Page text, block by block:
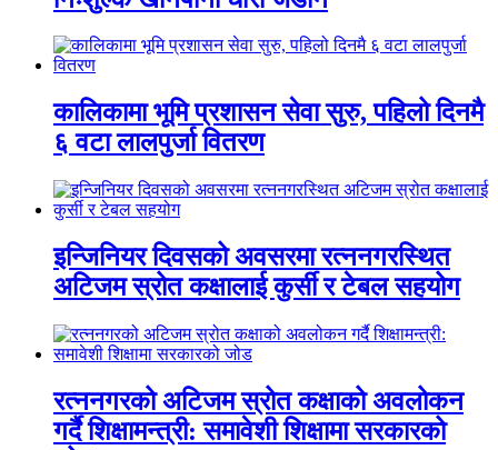
कालिकामा भूमि प्रशासन सेवा सुरु, पहिलो दिनमै
६ वटा लालपुर्जा वितरण
इन्जिनियर दिवसको अवसरमा रत्ननगरस्थित
अटिजम स्रोत कक्षालाई कुर्सी र टेबल सहयोग
रत्ननगरको अटिजम स्रोत कक्षाको अवलोकन
गर्दै शिक्षामन्त्री: समावेशी शिक्षामा सरकारको